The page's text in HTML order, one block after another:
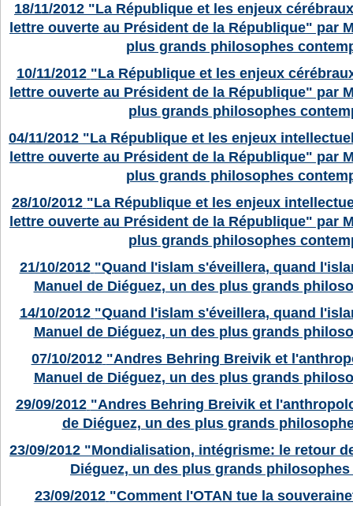
18/11/2012 "La République et les enjeux
lettre ouverte au Président de la République" par
plus grands philosophes
10/11/2012 "La République et les enjeux
lettre ouverte au Président de la République" par
plus grands philosophes
04/11/2012 "La République et les enjeux
lettre ouverte au Président de la République" par
plus grands philosophes
28/10/2012 "La République et les enjeux
lettre ouverte au Président de la République" par
plus grands philosophes
21/10/2012 "Quand l'islam s'éveillera, quand
Manuel de Diéguez, un des plus grands
14/10/2012 "Quand l'islam s'éveillera, quand
Manuel de Diéguez, un des plus grands
07/10/2012 "Andres Behring Breivik et
Manuel de Diéguez, un des plus grands
29/09/2012 "Andres Behring Breivik et
de Diéguez, un des plus grands
23/09/2012 "Mondialisation, intégrisme: le retour
Diéguez, un des plus grands
23/09/2012 "Comment l'OTAN tue la